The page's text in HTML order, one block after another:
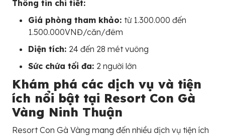
Thông tin chi tiết:
Giá phòng tham khảo: từ 1.300.000 đến
1.500.000VNĐ/căn/đêm
Diện tích: 24 đến 28 mét vuông
Sức chứa tối đa: 2 người lớn
Khám phá các dịch vụ và tiện
ích nổi bật tại Resort Con Gà
Vàng Ninh Thuận
Resort Con Gà Vàng mang đến nhiều dịch vụ tiện ích